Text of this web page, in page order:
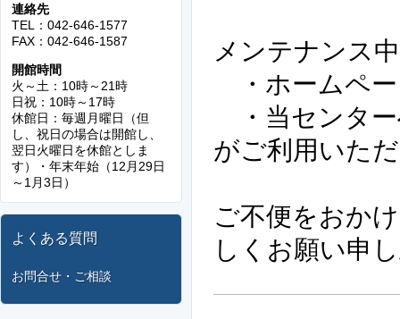
連絡先
TEL：042-646-1577
FAX：042-646-1587
開館時間
火～土：10時～21時
日祝：10時～17時
休館日：毎週月曜日（但
し、祝日の場合は開館し、
翌日火曜日を休館としま
す）・年末年始（12月29日
～1月3日）
よくある質問
お問合せ・ご相談
メンテナンス
・ホームペー
・当センター
がご利用いた
ご不便をおか
しくお願い申